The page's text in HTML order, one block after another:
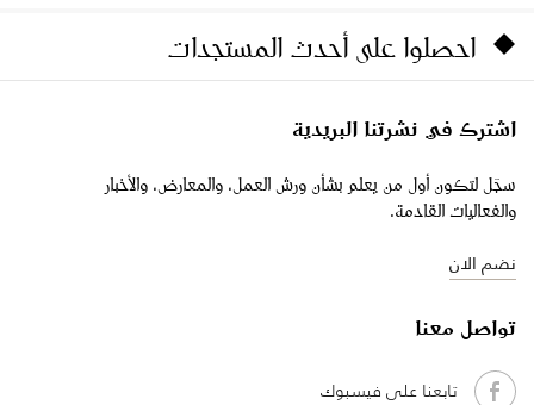
احصلوا على أحدث المستجدات
اشترك في نشرتنا البريدية
سجّل لتكون أول من يعلم بشأن ورش العمل، والمعارض، والأخبار
والفعاليات القادمة.
نضم الان
تواصل معنا
تابعنا على فيسبوك